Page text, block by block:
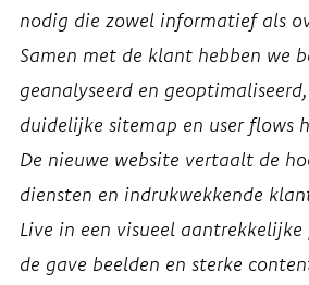
nodig die zowel informatief als
Samen met de klant hebben we
geanalyseerd en
duidelijke sitemap en user flows
De nieuwe website vertaalt de
diensten en indrukwekkende
Live in een visueel
de gave beelden en sterke